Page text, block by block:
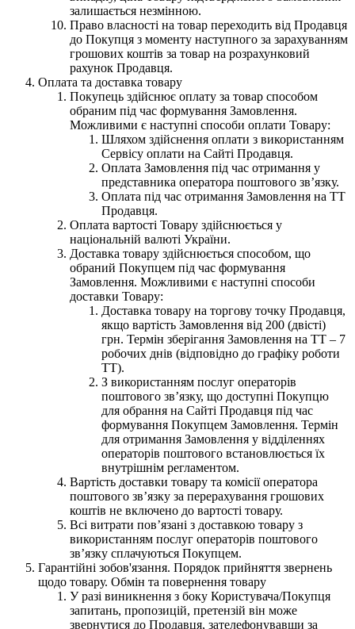
залишається незмінною.
Право власності на товар переходить від Продавця
до Покупця з моменту наступного за зарахуванням
грошових коштів за товар на розрахунковий
рахунок Продавця.
Оплата та доставка товару
Покупець здійснює оплату за товар способом
обраним під час формування Замовлення.
Можливими є наступні способи оплати Товару:
Шляхом здійснення оплати з використанням
Сервісу оплати на Сайті Продавця.
Оплата Замовлення під час отримання у
представника оператора поштового зв’язку.
Оплата під час отримання Замовлення на ТТ
Продавця.
Оплата вартості Товару здійснюється у
національній валюті України.
Доставка товару здійснюється способом, що
обраний Покупцем під час формування
Замовлення. Можливими є наступні способи
доставки Товару:
Доставка товару на торгову точку Продавця,
якщо вартість Замовлення від 200 (двісті)
грн. Термін зберігання Замовлення на ТТ – 7
робочих днів (відповідно до графіку роботи
ТТ).
З використанням послуг операторів
поштового зв’язку, що доступні Покупцю
для обрання на Сайті Продавця під час
формування Покупцем Замовлення. Термін
для отримання Замовлення у відділеннях
операторів поштового встановлюється їх
внутрішнім регламентом.
Вартість доставки товару та комісії оператора
поштового зв’язку за перерахування грошових
коштів не включено до вартості товару.
Всі витрати пов’язані з доставкою товару з
використанням послуг операторів поштового
зв’язку сплачуються Покупцем.
Гарантійні зобов'язання. Порядок прийняття звернень
щодо товару. Обмін та повернення товару
У разі виникнення з боку Користувача/Покупця
запитань, пропозицій, претензій він може
звернутися до Продавця, зателефонувавши за